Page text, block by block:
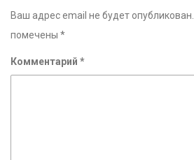
Ваш адрес email не будет опубликован.
помечены *
Комментарий *